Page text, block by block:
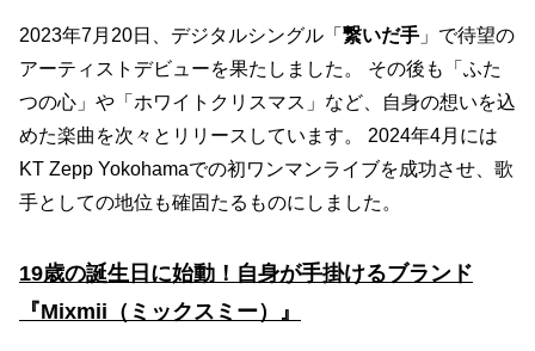
2023年7月20日、デジタルシングル「 繋いだ手 」で待望の
アーティストデビューを果たしました。 その後も「ふた
つの心」や「ホワイトクリスマス」など、自身の想いを込
めた楽曲を次々とリリースしています。 2024年4月には
KT Zepp Yokohamaでの初ワンマンライブを成功させ、歌
手としての地位も確固たるものにしました。
19歳の誕生日に始動！自身が手掛けるブランド
『Mixmii（ミックスミー）』